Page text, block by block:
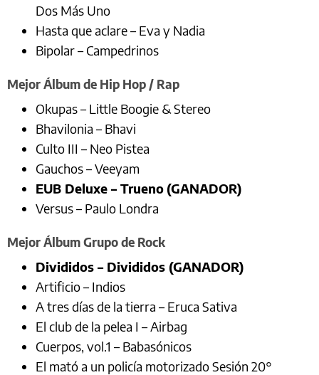
Dos Más Uno
Hasta que aclare – Eva y Nadia
Bipolar – Campedrinos
Mejor Álbum de Hip Hop / Rap
Okupas – Little Boogie & Stereo
Bhavilonia – Bhavi
Culto III – Neo Pistea
Gauchos – Veeyam
EUB Deluxe – Trueno (GANADOR)
Versus – Paulo Londra
Mejor Álbum Grupo de Rock
Divididos – Divididos (GANADOR)
Artificio – Indios
A tres días de la tierra – Eruca Sativa
El club de la pelea I – Airbag
Cuerpos, vol.1 – Babasónicos
El mató a un policía motorizado Sesión 20°